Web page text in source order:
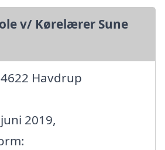
v/ Kørelærer Sune
Havdrup
2019,